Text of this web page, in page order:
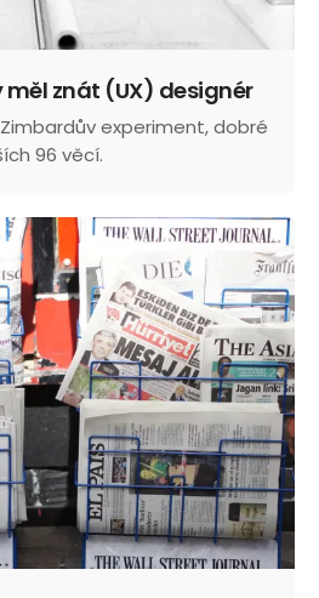
měl znát (UX) designér
experiment, dobré
96 věcí.